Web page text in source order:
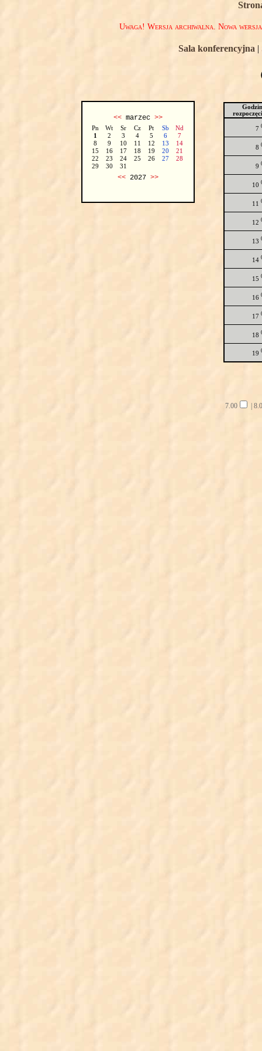
Uwaga! Wersja archiwalna. Nowa
Sala konferencyjna |
<<marzec >>
Pn Wt Sr Cz Pt Sb
Nd
1
2 3 4 5 6
7
8
9 10 11 12 13
14
15
16 17 18 19 20
21
22
23 24 25 26 27
28
29
30 31
<<2027 >>
7
8
9
10
11
12
13
14
15
16
17
18
19
7.00